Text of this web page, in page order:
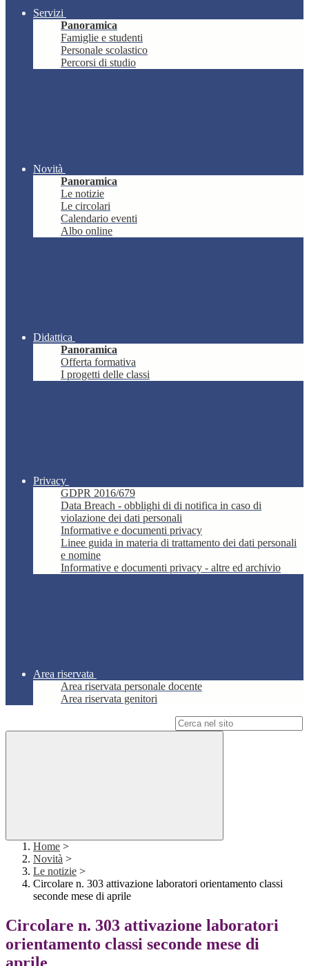
Servizi
Panoramica
Famiglie e studenti
Personale scolastico
Percorsi di studio
Novità
Panoramica
Le notizie
Le circolari
Calendario eventi
Albo online
Didattica
Panoramica
Offerta formativa
I progetti delle classi
Privacy
GDPR 2016/679
Data Breach - obblighi di di notifica in caso di
violazione dei dati personali
Informative e documenti privacy
Linee guida in materia di trattamento dei dati personali
e nomine
Informative e documenti privacy - altre ed archivio
Area riservata
Area riservata personale docente
Area riservata genitori
Home >
Novità >
Le notizie >
Circolare n. 303 attivazione laboratori orientamento classi
seconde mese di aprile
Circolare n. 303 attivazione laboratori
orientamento classi seconde mese di